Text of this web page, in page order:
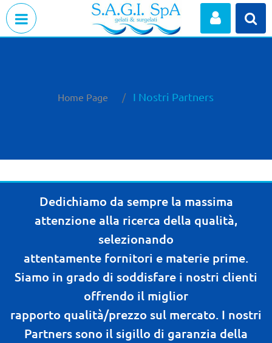
Home Page I Nostri Partners
Dedichiamo da sempre la massima
attenzione alla ricerca della qualità,
selezionando
attentamente fornitori e materie prime.
Siamo in grado di soddisfare i nostri clienti
offrendo il miglior
rapporto qualità/prezzo sul mercato. I nostri
Partners sono il sigillo di garanzia della